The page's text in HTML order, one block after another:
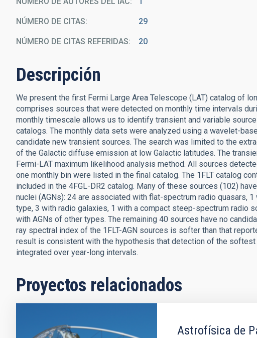
NÚMERO DE CITAS 29
NÚMERO DE CITAS REFERIDAS 20
Descripción
We present the first Fermi Large Area Telescope (LAT) catalog of
comprises sources that were detected on monthly time intervals
monthly timescale allows us to identify transient and variable
catalogs. The monthly data sets were analyzed using a wavelet-
candidate new transient sources. The search was limited to the
of the Galactic diffuse emission at low Galactic latitudes. The
Fermi-LAT maximum likelihood analysis method. All sources
one monthly bin were listed in the final catalog. The 1FLT catalog
included in the 4FGL-DR2 catalog. Many of these sources (102)
nuclei (AGNs): 24 are associated with flat-spectrum radio quasars,
type, 3 with radio galaxies, 1 with a compact steep-spectrum radio
with AGNs of other types. The remaining 40 sources have no
ray spectral index of the 1FLT-AGN sources is softer than that
result is consistent with the hypothesis that detection of the
integrated over year-long intervals.
Proyectos relacionados
Astrofísica de